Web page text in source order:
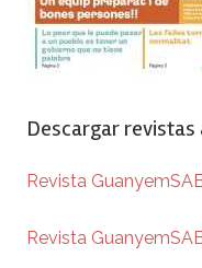
Descargar
Revista
Revista